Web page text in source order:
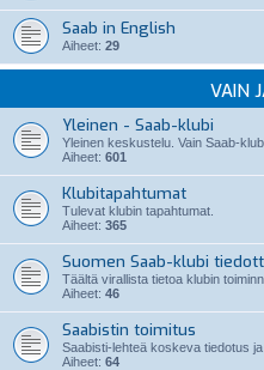
Saab in English
Aiheet: 29
VAIN
Yleinen - Saab-klubi
Yleinen keskustelu. Vain Saab-
Aiheet: 601
Klubitapahtumat
Tulevat klubin tapahtumat.
Aiheet: 365
Suomen Saab-klubi
Täältä virallista tietoa klubin
Aiheet: 46
Saabistin toimitus
Saabisti-lehteä koskeva tiedotus
Aiheet: 64